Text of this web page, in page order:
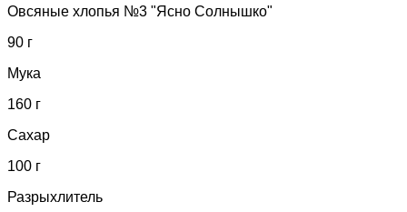
Овсяные хлопья №3 "Ясно Солнышко"
90 г
Мука
160 г
Сахар
100 г
Разрыхлитель